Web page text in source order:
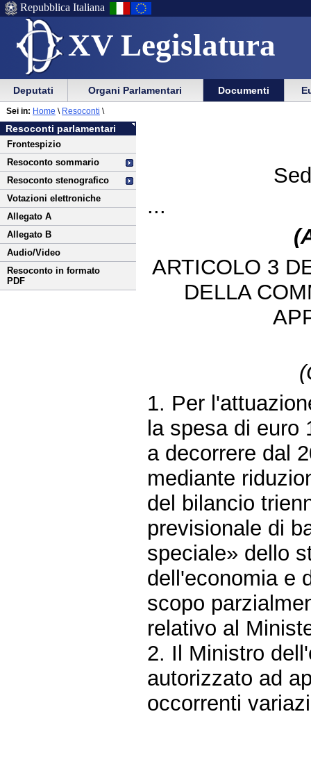
XV Legislatura
Menu
di
ausilio
alla
navigazione
Vai
Menu
di
navigazione
principale
Repubblica Italiana
Menu
di
navigazione
principale
Vai
menu
di
sezione
Deputati Organi Parlamentari Documenti
Vai
al
contenuto
Resoconti parlamentari
Frontespizio
Resoconto sommario
Resoconto stenografico
Votazioni elettroniche
Allegato A
Allegato B
Audio/Video
Resoconto in formato
PDF
Sei in: Home \ Resoconti \
...
ARTICOLO 3
DELLA
1. Per
la spesa di euro
a decorrere dal
mediante
del bilancio
previsionale di
speciale» dello
dell'economia e
scopo
relativo al
2. Il Ministro
autorizzato ad
occorrenti